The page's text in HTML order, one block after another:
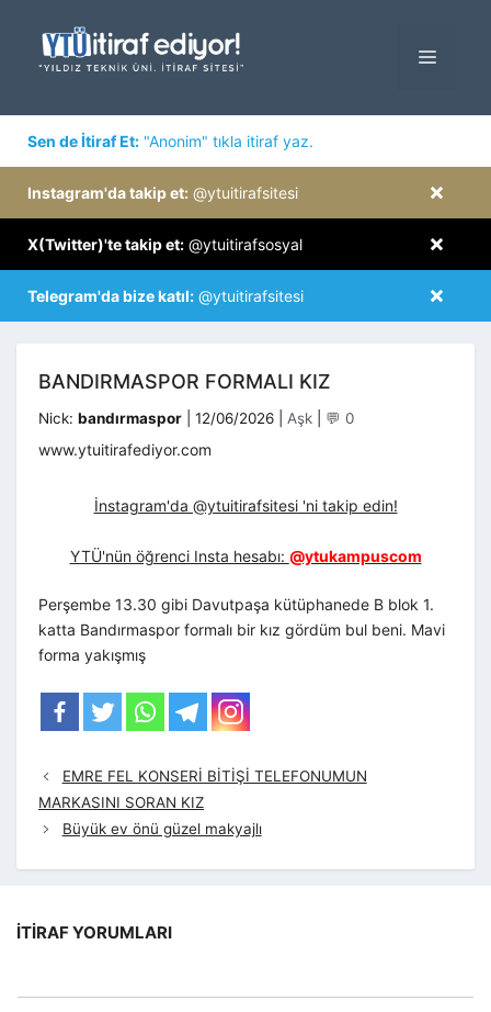
MENÜ
Sen de İtiraf Et: "Anonim" tıkla itiraf yaz.
×
Instagram'da takip et: @ytuitirafsitesi
×
X(Twitter)'te takip et: @ytuitirafsosyal
×
Telegram'da bize katıl: @ytuitirafsitesi
BANDIRMASPOR FORMALI KIZ
Nick: bandırmaspor 12/06/2026 Kategoriler
Aşk 💬 0
www.ytuitirafediyor.com
İnstagram'da @ytuitirafsitesi 'ni takip edin!
YTÜ'nün öğrenci Insta hesabı: @ytukampuscom
Perşembe 13.30 gibi Davutpaşa kütüphanede B blok 1.
katta Bandırmaspor formalı bir kız gördüm bul beni. Mavi
forma yakışmış
EMRE FEL KONSERİ BİTİŞİ TELEFONUMUN
MARKASINI SORAN KIZ
Büyük ev önü güzel makyajlı
İTIRAF YORUMLARI